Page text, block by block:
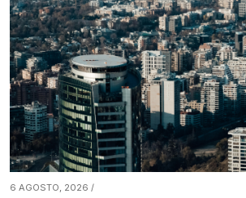
6 AGOSTO, 2026 /